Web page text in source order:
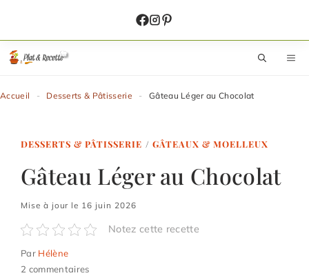
contenu
Accueil - Desserts & Pâtisserie - Gâteau Léger au Chocolat
DESSERTS & PÂTISSERIE / GÂTEAUX & MOELLEUX
Gâteau Léger au Chocolat
Mise à jour le 16 juin 2026
Notez cette recette
Par Hélène
2 commentaires